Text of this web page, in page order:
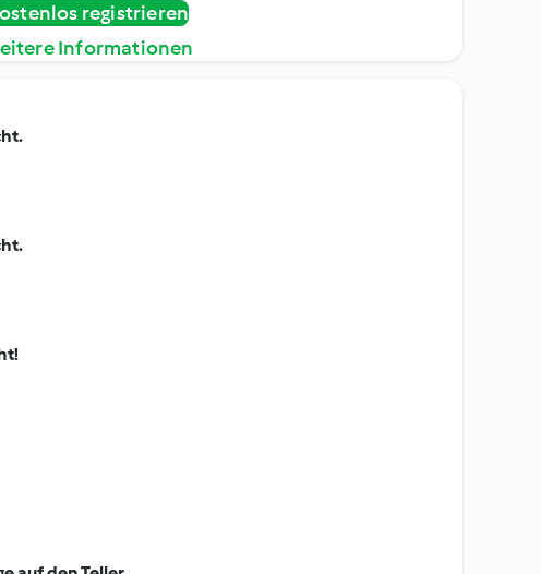
registrieren
Informationen